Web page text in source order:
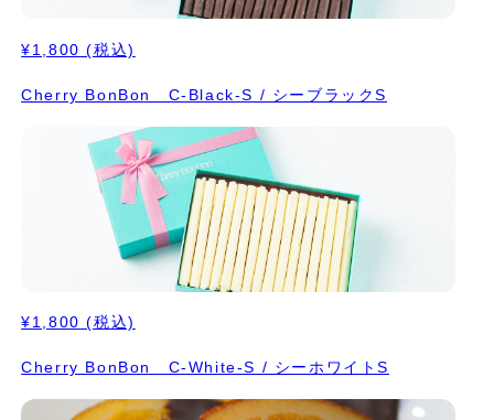
¥1,800 (税込)
Cherry BonBon C-Black-S / シーブラックS
¥1,800 (税込)
Cherry BonBon C-White-S / シーホワイトS